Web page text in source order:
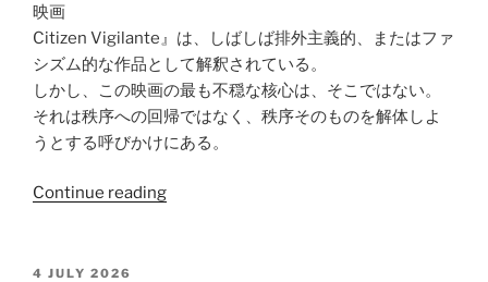
ロ
ボ
ッ
ト
規
は
映画
Citizen Vigilante』は、しばしば排外主義的、またはファ
シズム的な作品として解釈されている。
しかし、この映画の最も不穏な核心は、そこではない。
それは秩序への回帰ではなく、秩序そのものを解体しよ
うとする呼びかけにある。
Continue reading“フ
POSTED
4 JULY 2026